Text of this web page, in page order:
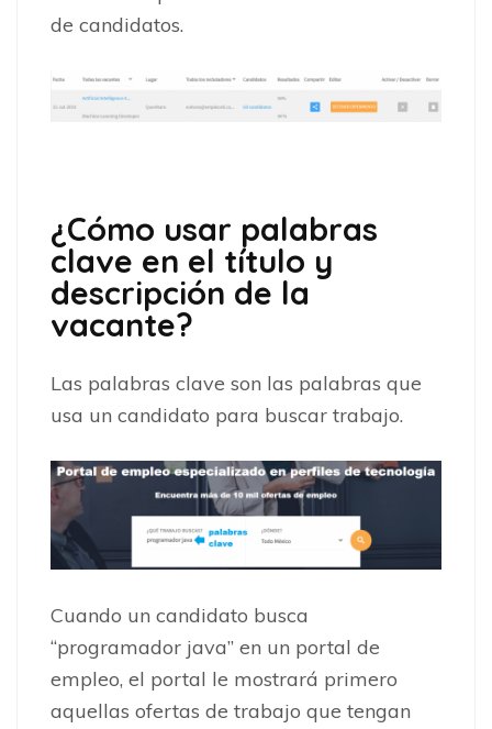
de candidatos.
¿Cómo usar palabras
clave en el título y
descripción de la
vacante?
Las palabras clave son las palabras que
usa un candidato para buscar trabajo.
Cuando un candidato busca
“programador java” en un portal de
empleo, el portal le mostrará primero
aquellas ofertas de trabajo que tengan